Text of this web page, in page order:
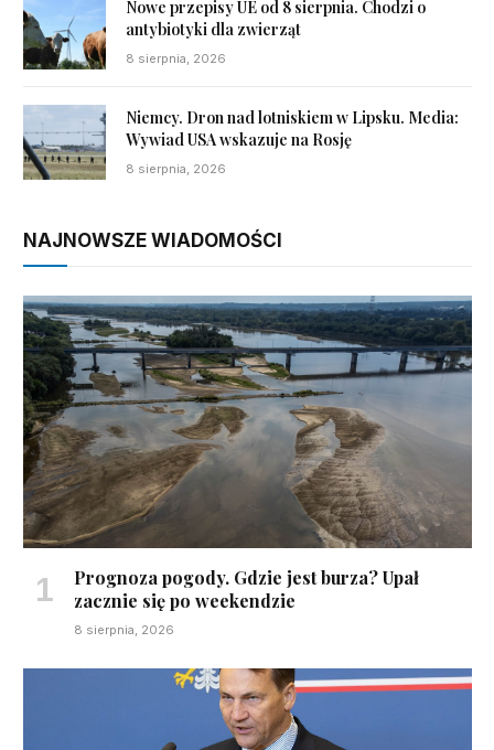
Nowe przepisy UE od 8 sierpnia. Chodzi o
antybiotyki dla zwierząt
8 sierpnia, 2026
Niemcy. Dron nad lotniskiem w Lipsku. Media:
Wywiad USA wskazuje na Rosję
8 sierpnia, 2026
NAJNOWSZE WIADOMOŚCI
Prognoza pogody. Gdzie jest burza? Upał
zacznie się po weekendzie
8 sierpnia, 2026